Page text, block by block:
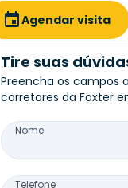
Agendar visita
Tire suas
Preencha os campos
corretores da Foxter
Nome
Telefone